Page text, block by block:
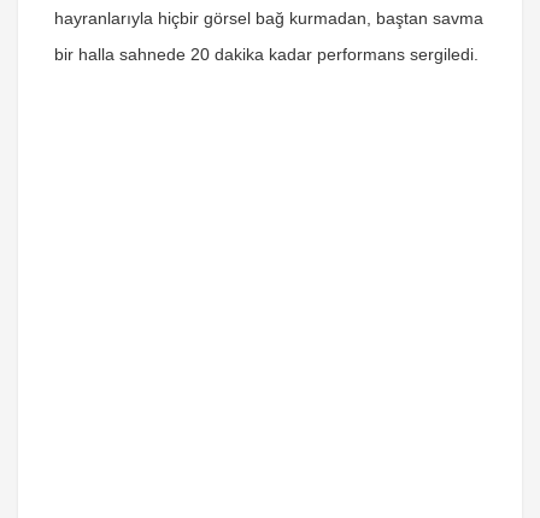
hayranlarıyla hiçbir görsel bağ kurmadan, baştan savma
bir halla sahnede 20 dakika kadar performans sergiledi.